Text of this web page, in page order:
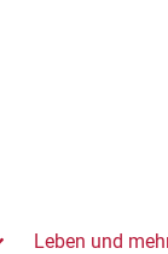
Leben und